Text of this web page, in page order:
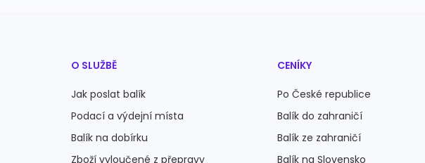
O SLUŽBĚ
Jak poslat balík
Podací a výdejní místa
Balík na dobírku
Zboží vyloučené z přepravy
CENÍKY
Po České republice
Balík do zahraničí
Balík ze zahraničí
Balík na Slovensko